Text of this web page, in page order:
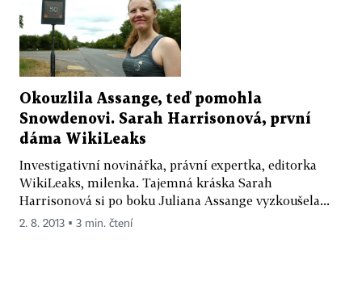
Okouzlila Assange, teď pomohla
Snowdenovi. Sarah Harrisonová, první
dáma WikiLeaks
Investigativní novinářka, právní expertka, editorka
WikiLeaks, milenka. Tajemná kráska Sarah
Harrisonová si po boku Juliana Assange vyzkoušela...
2. 8. 2013 ▪ 3 min. čtení